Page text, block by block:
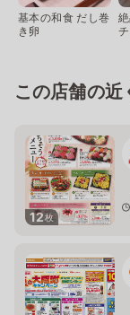
基本の和食 だし巻
き卵
この店舗の近
12枚